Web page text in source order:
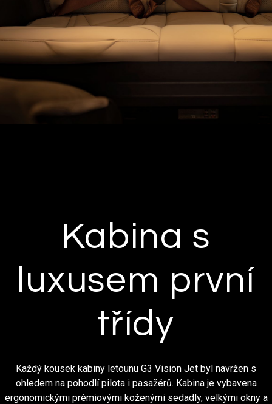
Kabina s
luxusem první
třídy
Každý kousek kabiny letounu G3 Vision Jet byl navržen s
ohledem na pohodlí pilota i pasažérů. Kabina je vybavena
ergonomickými prémiovými koženými sedadly, velkými okny a